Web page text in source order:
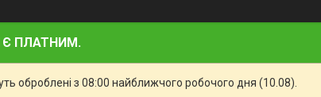
Є ПЛАТНИМ.
оброблені з 08:00 найближчого робочого дня (10.08).